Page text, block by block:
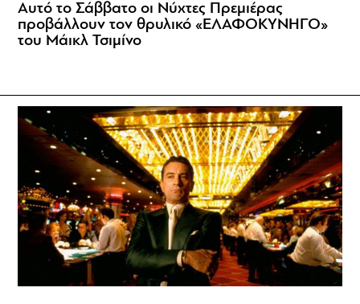
Αυτό το Σάββατο οι Νύχτες Πρεμιέρας
προβάλλουν τον θρυλικό «ΕΛΑΦΟΚΥΝΗΓΟ»
του Μάικλ Τσιμίνο